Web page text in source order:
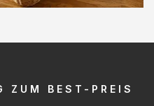
ZUM BEST-PREIS